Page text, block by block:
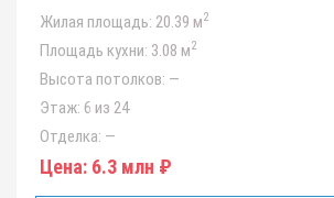
Жилая площадь: 20.39 м2
Площадь кухни: 3.08 м2
Высота потолков: —
Этаж: 6 из 24
Отделка: —
Цена: 6.3 млн ₽